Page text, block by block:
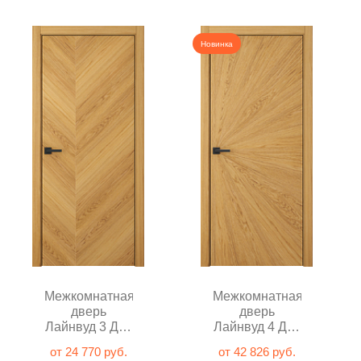
Межкомнатная
дверь
Лайнвуд 3 Дуб
глухая
от 24 770 руб.
Новинка
Межкомнатная
дверь
Лайнвуд 4 Дуб
глухая
от 42 826 руб.